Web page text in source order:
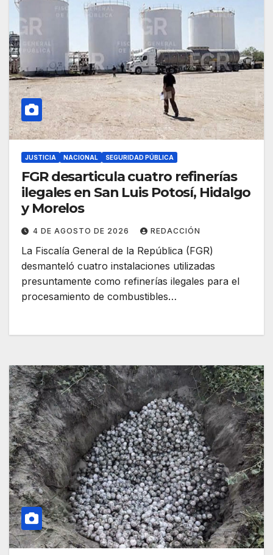
JUSTICIA NACIONAL SEGURIDAD PÚBLICA
FGR desarticula cuatro refinerías
ilegales en San Luis Potosí, Hidalgo
y Morelos
4 DE AGOSTO DE 2026 REDACCIÓN
La Fiscalía General de la República (FGR)
desmanteló cuatro instalaciones utilizadas
presuntamente como refinerías ilegales para el
procesamiento de combustibles…